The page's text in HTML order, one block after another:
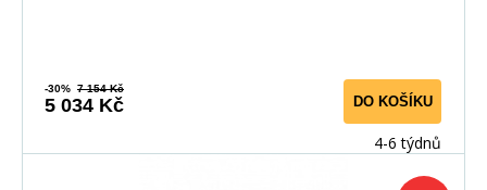
-30% 7 154 Kč
5 034 Kč DO KOŠÍKU
4-6 týdnů